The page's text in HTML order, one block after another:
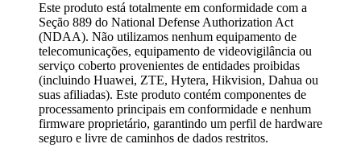
Este produto está totalmente em conformidade com a
Seção 889 do National Defense Authorization Act
(NDAA). Não utilizamos nenhum equipamento de
telecomunicações, equipamento de videovigilância ou
serviço coberto provenientes de entidades proibidas
(incluindo Huawei, ZTE, Hytera, Hikvision, Dahua ou
suas afiliadas). Este produto contém componentes de
processamento principais em conformidade e nenhum
firmware proprietário, garantindo um perfil de hardware
seguro e livre de caminhos de dados restritos.